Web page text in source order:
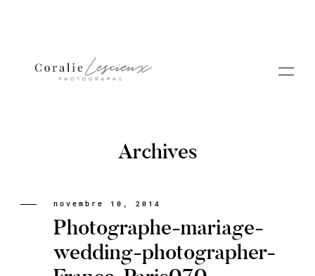
Portfolio
A PROPOS CORALIE
Archives
novembre 10, 2014
Photographe-mariage-
wedding-photographer-